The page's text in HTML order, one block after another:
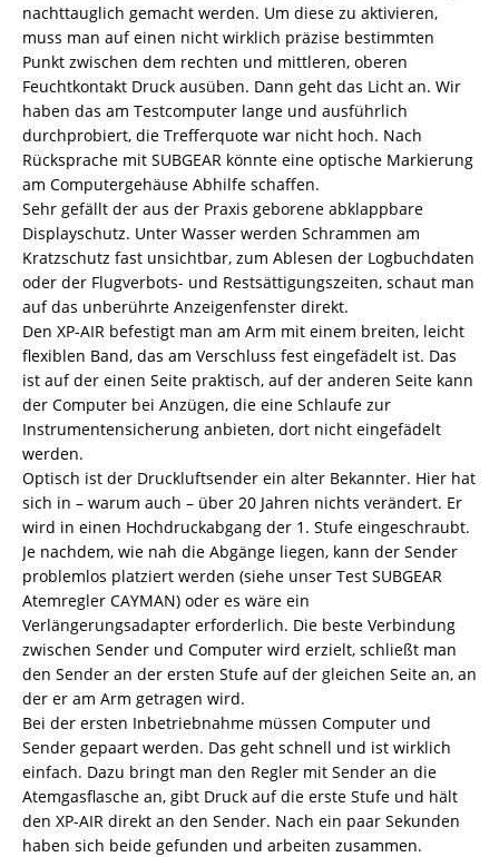
nachttauglich gemacht werden. Um diese zu aktivieren,
muss man auf einen nicht wirklich präzise bestimmten
Punkt zwischen dem rechten und mittleren, oberen
Feuchtkontakt Druck ausüben. Dann geht das Licht an. Wir
haben das am Testcomputer lange und ausführlich
durchprobiert, die Trefferquote war nicht hoch. Nach
Rücksprache mit SUBGEAR könnte eine optische Markierung
am Computergehäuse Abhilfe schaffen.
Sehr gefällt der aus der Praxis geborene abklappbare
Displayschutz. Unter Wasser werden Schrammen am
Kratzschutz fast unsichtbar, zum Ablesen der Logbuchdaten
oder der Flugverbots- und Restsättigungszeiten, schaut man
auf das unberührte Anzeigenfenster direkt.
Den XP-AIR befestigt man am Arm mit einem breiten, leicht
flexiblen Band, das am Verschluss fest eingefädelt ist. Das
ist auf der einen Seite praktisch, auf der anderen Seite kann
der Computer bei Anzügen, die eine Schlaufe zur
Instrumentensicherung anbieten, dort nicht eingefädelt
werden.
Optisch ist der Druckluftsender ein alter Bekannter. Hier hat
sich in – warum auch – über 20 Jahren nichts verändert. Er
wird in einen Hochdruckabgang der 1. Stufe eingeschraubt.
Je nachdem, wie nah die Abgänge liegen, kann der Sender
problemlos platziert werden (siehe unser Test SUBGEAR
Atemregler CAYMAN) oder es wäre ein
Verlängerungsadapter erforderlich. Die beste Verbindung
zwischen Sender und Computer wird erzielt, schließt man
den Sender an der ersten Stufe auf der gleichen Seite an, an
der er am Arm getragen wird.
Bei der ersten Inbetriebnahme müssen Computer und
Sender gepaart werden. Das geht schnell und ist wirklich
einfach. Dazu bringt man den Regler mit Sender an die
Atemgasflasche an, gibt Druck auf die erste Stufe und hält
den XP-AIR direkt an den Sender. Nach ein paar Sekunden
haben sich beide gefunden und arbeiten zusammen.